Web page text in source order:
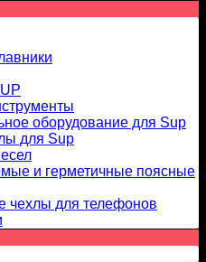
оборудование для Sup
для Sup
и герметичные поясные
чехлы для телефонов